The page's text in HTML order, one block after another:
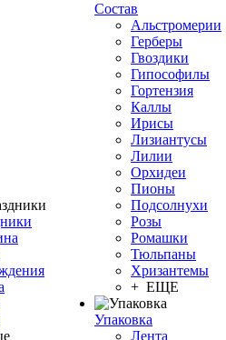
Состав
Альстромерии
Герберы
Гвоздики
Гипософилы
Гортензия
Каллы
Ирисы
Лизиантусы
Лилии
Орхидеи
Пионы
Подсолнухи
Розы
Ромашки
Тюльпаны
Хризантемы
+ ЕЩЕ
Упаковка
Лента